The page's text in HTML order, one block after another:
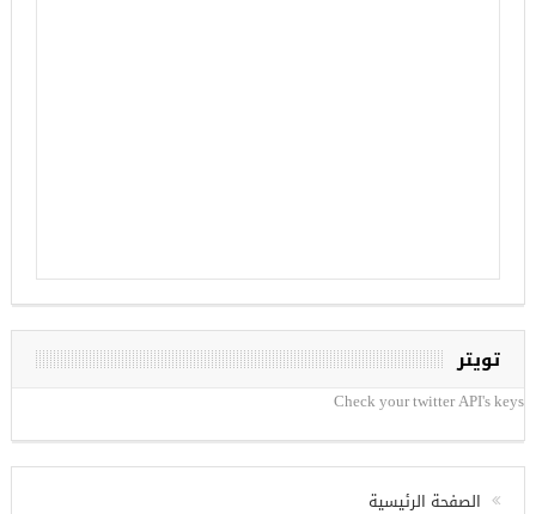
تويتر
Check your twitter API's keys
الصفحة الرئيسية